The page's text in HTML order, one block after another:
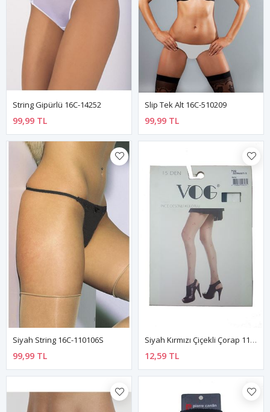
String Gipürlü 16C-14252
99,99 TL
Slip Tek Alt 16C-510209
99,99 TL
Siyah String 16C-110106S
99,99 TL
Siyah Kırmızı Çiçekli Çorap 11A-0013
12,59 TL